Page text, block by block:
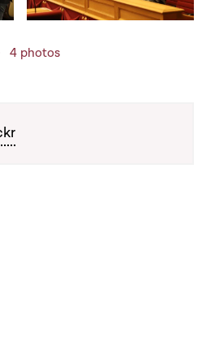
Open image in gallery
4 photos